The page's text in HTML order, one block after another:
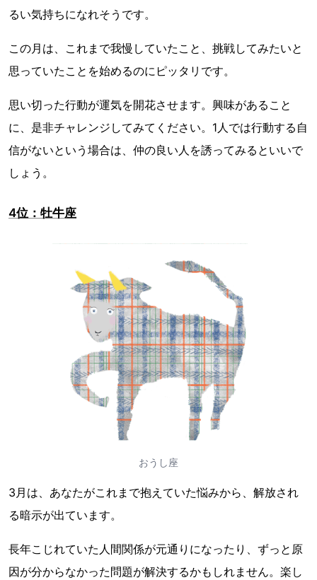
るい気持ちになれそうです。
この月は、これまで我慢していたこと、挑戦してみたいと
思っていたことを始めるのにピッタリです。
思い切った行動が運気を開花させます。興味があること
に、是非チャレンジしてみてください。1人では行動する自
信がないという場合は、仲の良い人を誘ってみるといいで
しょう。
4位：牡牛座
おうし座
3月は、あなたがこれまで抱えていた悩みから、解放され
る暗示が出ています。
長年こじれていた人間関係が元通りになったり、ずっと原
因が分からなかった問題が解決するかもしれません。楽し